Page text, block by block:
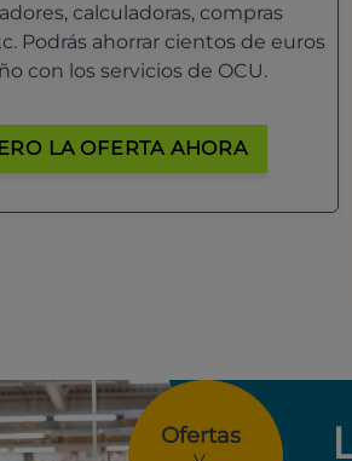
calculadoras, compras
Podrás ahorrar cientos de euros
con los servicios de OCU.
LA OFERTA AHORA
Ofertas